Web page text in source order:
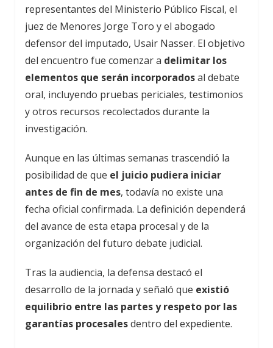
representantes del Ministerio Público Fiscal, el
juez de Menores Jorge Toro y el abogado
defensor del imputado, Usair Nasser. El objetivo
del encuentro fue comenzar a delimitar los
elementos que serán incorporadosal debate
oral, incluyendo pruebas periciales, testimonios
y otros recursos recolectados durante la
investigación.
Aunque en las últimas semanas trascendió la
posibilidad de que el juicio pudiera iniciar
antes de fin de mes, todavía no existe una
fecha oficial confirmada. La definición dependerá
del avance de esta etapa procesal y de la
organización del futuro debate judicial.
Tras la audiencia, la defensa destacó el
desarrollo de la jornada y señaló que existió
equilibrio entre las partes y respeto por las
garantías procesalesdentro del expediente.